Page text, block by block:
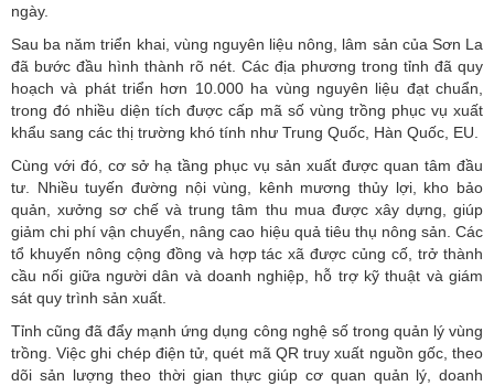
ngày.
Sau ba năm triển khai, vùng nguyên liệu nông, lâm sản của Sơn La
đã bước đầu hình thành rõ nét. Các địa phương trong tỉnh đã quy
hoạch và phát triển hơn 10.000 ha vùng nguyên liệu đạt chuẩn,
trong đó nhiều diện tích được cấp mã số vùng trồng phục vụ xuất
khẩu sang các thị trường khó tính như Trung Quốc, Hàn Quốc, EU.
Cùng với đó, cơ sở hạ tầng phục vụ sản xuất được quan tâm đầu
tư. Nhiều tuyến đường nội vùng, kênh mương thủy lợi, kho bảo
quản, xưởng sơ chế và trung tâm thu mua được xây dựng, giúp
giảm chi phí vận chuyển, nâng cao hiệu quả tiêu thụ nông sản. Các
tổ khuyến nông cộng đồng và hợp tác xã được củng cố, trở thành
cầu nối giữa người dân và doanh nghiệp, hỗ trợ kỹ thuật và giám
sát quy trình sản xuất.
Tỉnh cũng đã đẩy mạnh ứng dụng công nghệ số trong quản lý vùng
trồng. Việc ghi chép điện tử, quét mã QR truy xuất nguồn gốc, theo
dõi sản lượng theo thời gian thực giúp cơ quan quản lý, doanh